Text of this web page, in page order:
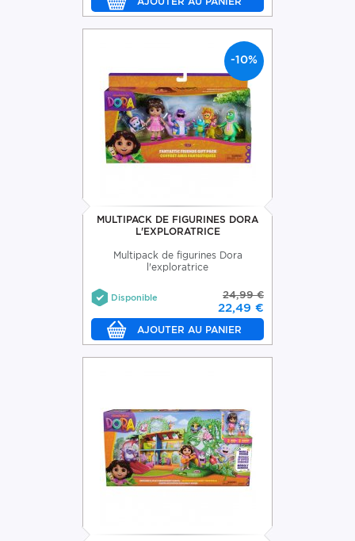
-10%
MULTIPACK DE FIGURINES DORA
L'EXPLORATRICE
Multipack de figurines Dora
l'exploratrice
24,99 €
22,49 €
Disponible